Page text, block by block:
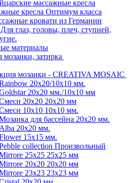
массажные кресла
кресла Оптимум класса
кровати из Германии
глаз, головы, плеч, ступней,
материалы
затирка
мозаики - CREATIVA MOSAIC
20x20/10х10 мм.
20х20 мм./10х10 мм
20х20 20х20 мм
10х10 10x10 мм.
для бассейна 20x20 мм.
Alba 20x20 мм.
15x15 мм.
collection Произвольный
25х25 25x25 мм
20х20 20x20 мм
23х23 23x23 мм